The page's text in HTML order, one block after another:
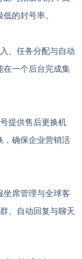
的封号率。
、任务分配与自动
在一个后台完成集
提供售后更换机
，确保企业营销活
坐席管理与全球客
、自动回复与聊天